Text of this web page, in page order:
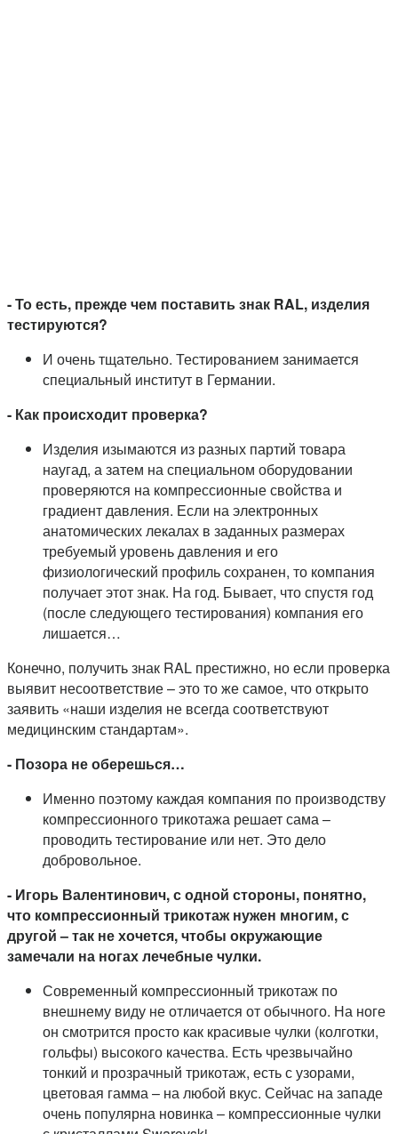
- То есть, прежде чем поставить знак RAL, изделия
тестируются?
И очень тщательно. Тестированием занимается
специальный институт в Германии.
- Как происходит проверка?
Изделия изымаются из разных партий товара
наугад, а затем на специальном оборудовании
проверяются на компрессионные свойства и
градиент давления. Если на электронных
анатомических лекалах в заданных размерах
требуемый уровень давления и его
физиологический профиль сохранен, то компания
получает этот знак. На год. Бывает, что спустя год
(после следующего тестирования) компания его
лишается…
Конечно, получить знак RAL престижно, но если проверка
выявит несоответствие – это то же самое, что открыто
заявить «наши изделия не всегда соответствуют
медицинским стандартам».
- Позора не оберешься…
Именно поэтому каждая компания по производству
компрессионного трикотажа решает сама –
проводить тестирование или нет. Это дело
добровольное.
- Игорь Валентинович, с одной стороны, понятно,
что компрессионный трикотаж нужен многим, с
другой – так не хочется, чтобы окружающие
замечали на ногах лечебные чулки.
Современный компрессионный трикотаж по
внешнему виду не отличается от обычного. На ноге
он смотрится просто как красивые чулки (колготки,
гольфы) высокого качества. Есть чрезвычайно
тонкий и прозрачный трикотаж, есть с узорами,
цветовая гамма – на любой вкус. Сейчас на западе
очень популярна новинка – компрессионные чулки